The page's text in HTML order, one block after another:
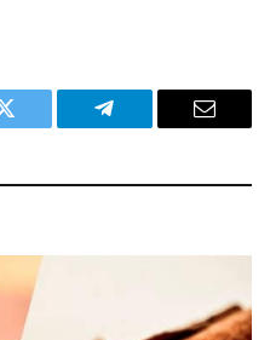
Twitter Telegram Email